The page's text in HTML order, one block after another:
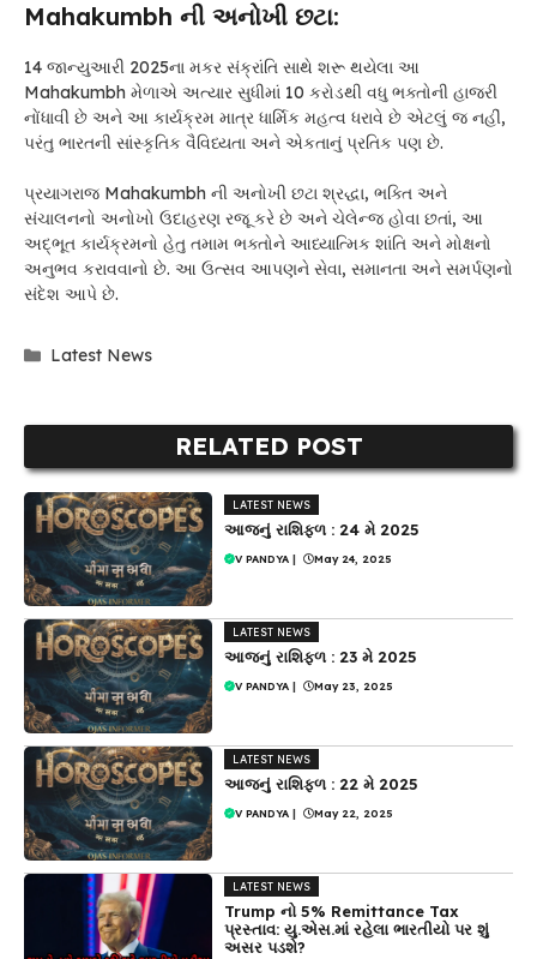
Mahakumbh ની અનોખી છટા:
14 જાન્યુઆરી 2025ના મકર સંક્રાંતિ સાથે શરૂ થયેલા આ
Mahakumbh મેળાએ અત્યાર સુધીમાં 10 કરોડથી વધુ ભક્તોની હાજરી
નોંધાવી છે અને આ કાર્યક્રમ માત્ર ધાર્મિક મહત્વ ધરાવે છે એટલું જ નહીં,
પરંતુ ભારતની સાંસ્કૃતિક વૈવિધ્યતા અને એકતાનું પ્રતિક પણ છે.
પ્રયાગરાજ Mahakumbh ની અનોખી છટા શ્રદ્ધા, ભક્તિ અને
સંચાલનનો અનોખો ઉદાહરણ રજૂ કરે છે અને ચેલેન્જ હોવા છતાં, આ
અદ્ભૂત કાર્યક્રમનો હેતુ તમામ ભક્તોને આધ્યાત્મિક શાંતિ અને મોક્ષનો
અનુભવ કરાવવાનો છે. આ ઉત્સવ આપણને સેવા, સમાનતા અને સમર્પણનો
સંદેશ આપે છે.
Categories
Latest News
RELATED POST
LATEST NEWS
આજનું રાશિફળ : 24 મે 2025
V PANDYA May 24, 2025
LATEST NEWS
આજનું રાશિફળ : 23 મે 2025
V PANDYA May 23, 2025
LATEST NEWS
આજનું રાશિફળ : 22 મે 2025
V PANDYA May 22, 2025
LATEST NEWS
Trump નો 5% Remittance Tax
પ્રસ્તાવ: યુ.એસ.માં રહેલા ભારતીયો પર શું
અસર પડશે?